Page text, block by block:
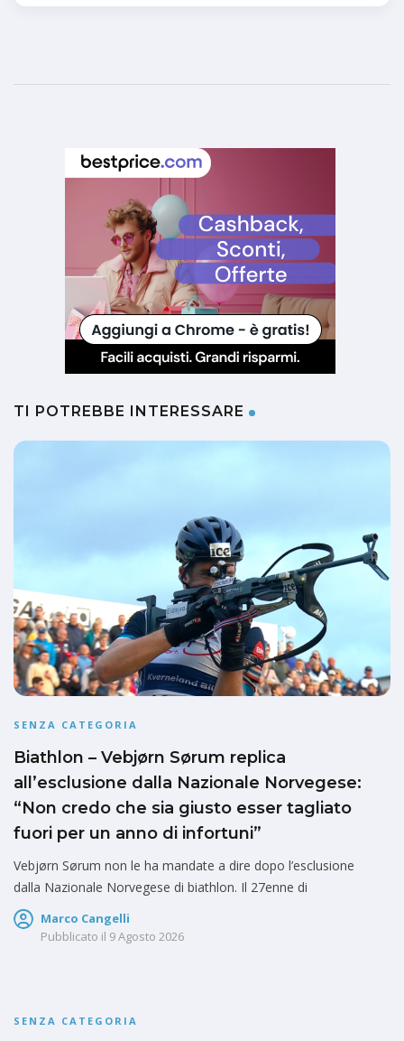
TI POTREBBE INTERESSARE
SENZA CATEGORIA
Biathlon – Vebjørn Sørum replica
all’esclusione dalla Nazionale Norvegese:
“Non credo che sia giusto esser tagliato
fuori per un anno di infortuni”
Vebjørn Sørum non le ha mandate a dire dopo l’esclusione
dalla Nazionale Norvegese di biathlon. Il 27enne di
Marco Cangelli
Pubblicato il 9 Agosto 2026
SENZA CATEGORIA